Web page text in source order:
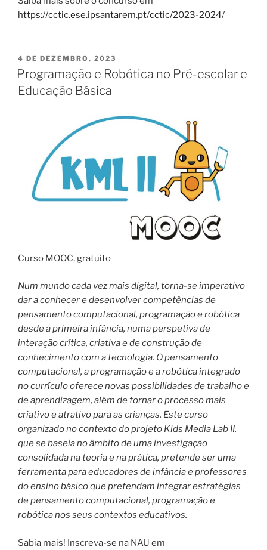
https://cctic.ese.ipsantarem.pt/cctic/2023-2024/
PUBLICADO
EM
4 DE DEZEMBRO, 2023
Programação e Robótica no Pré-escolar e
Educação Básica
Curso MOOC, gratuito
Num mundo cada vez mais digital, torna-se imperativo
dar a conhecer e desenvolver competências de
pensamento computacional, programação e robótica
desde a primeira infância, numa perspetiva de
interação crítica, criativa e de construção de
conhecimento com a tecnologia. O pensamento
computacional, a programação e a robótica integrado
no currículo oferece novas possibilidades de trabalho e
de aprendizagem, além de tornar o processo mais
criativo e atrativo para as crianças. Este curso
organizado no contexto do projeto Kids Media Lab II,
que se baseia no âmbito de uma investigação
consolidada na teoria e na prática, pretende ser uma
ferramenta para educadores de infância e professores
do ensino básico que pretendam integrar estratégias
de pensamento computacional, programação e
robótica nos seus contextos educativos.
Sabia mais! Inscreva-se na NAU em